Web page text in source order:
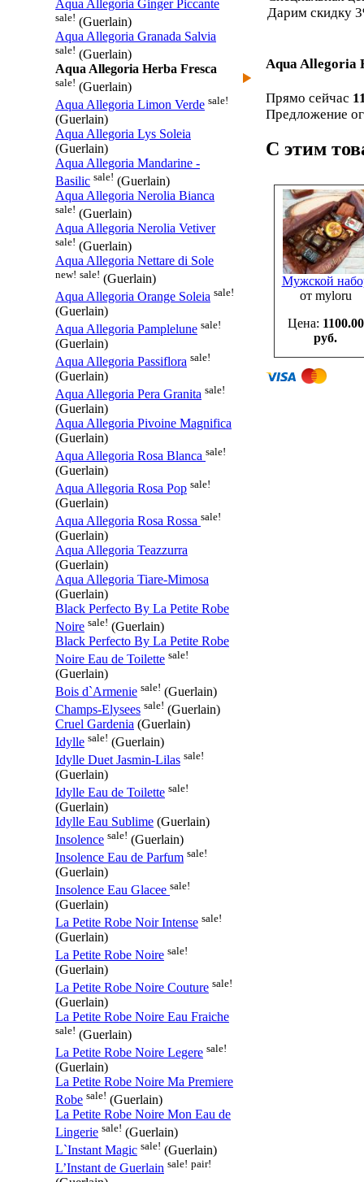
Aqua Allegoria Ginger Piccante
sale! (Guerlain)
Aqua Allegoria Granada Salvia
sale! (Guerlain)
Aqua Allegoria Herba Fresca
sale! (Guerlain)
Aqua Allegoria Limon Verde sale!
(Guerlain)
Aqua Allegoria Lys Soleia
(Guerlain)
Aqua Allegoria Mandarine -
Basilic sale! (Guerlain)
Aqua Allegoria Nerolia Bianca
sale! (Guerlain)
Aqua Allegoria Nerolia Vetiver
sale! (Guerlain)
Aqua Allegoria Nettare di Sole
new! sale! (Guerlain)
Aqua Allegoria Orange Soleia sale!
(Guerlain)
Aqua Allegoria Pamplelune sale!
(Guerlain)
Aqua Allegoria Passiflora sale!
(Guerlain)
Aqua Allegoria Pera Granita sale!
(Guerlain)
Aqua Allegoria Pivoine Magnifica
(Guerlain)
Aqua Allegoria Rosa Blanca sale!
(Guerlain)
Aqua Allegoria Rosa Pop sale!
(Guerlain)
Aqua Allegoria Rosa Rossa sale!
(Guerlain)
Aqua Allegoria Teazzurra
(Guerlain)
Aqua Allegoria Tiare-Mimosa
(Guerlain)
Black Perfecto By La Petite Robe
Noire sale! (Guerlain)
Black Perfecto By La Petite Robe
Noire Eau de Toilette sale!
(Guerlain)
Bois d`Armenie sale! (Guerlain)
Champs-Elysees sale! (Guerlain)
Cruel Gardenia (Guerlain)
Idylle sale! (Guerlain)
Idylle Duet Jasmin-Lilas sale!
(Guerlain)
Idylle Eau de Toilette sale!
(Guerlain)
Idylle Eau Sublime (Guerlain)
Insolence sale! (Guerlain)
Insolence Eau de Parfum sale!
(Guerlain)
Insolence Eau Glacee sale!
(Guerlain)
La Petite Robe Noir Intense sale!
(Guerlain)
La Petite Robe Noire sale!
(Guerlain)
La Petite Robe Noire Couture sale!
(Guerlain)
La Petite Robe Noire Eau Fraiche
sale! (Guerlain)
La Petite Robe Noire Legere sale!
(Guerlain)
La Petite Robe Noire Ma Premiere
Robe sale! (Guerlain)
La Petite Robe Noire Mon Eau de
Lingerie sale! (Guerlain)
L`Instant Magic sale! (Guerlain)
L’Instant de Guerlain sale! pair!
Дарим скидку
Aqua Allegoria
Прямо сейчас
Предложение
С этим
Мужской
от myloru
Цена: 1100.00
руб.